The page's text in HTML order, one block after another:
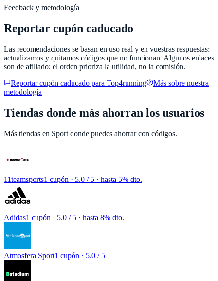
Feedback y metodología
Reportar cupón caducado
Las recomendaciones se basan en uso real y en vuestras respuestas:
actualizamos y quitamos códigos que no funcionan. Algunos enlaces
son de afiliado; el orden prioriza la utilidad, no la comisión.
Reportar cupón caducado para Top4running
Más sobre nuestra
metodología
Tiendas donde más ahorran los usuarios
Más tiendas en Sport donde puedes ahorrar con códigos.
11teamsports1 cupón · 5.0 / 5 · hasta 5% dto.
Adidas1 cupón · 5.0 / 5 · hasta 8% dto.
Atmosfera Sport1 cupón · 5.0 / 5